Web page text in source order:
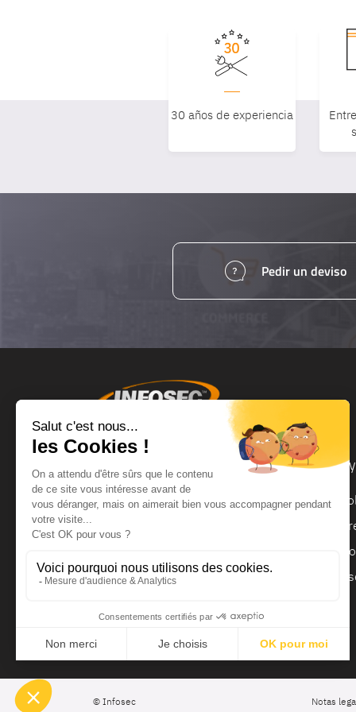
30 años de experiencia
Pedir un deviso
Productos y servicios
SAI
Regulador
© Infosec Notas